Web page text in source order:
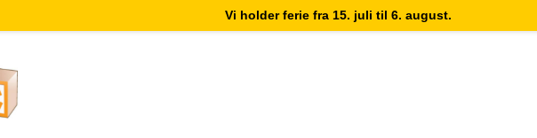
Vi holder ferie fra 15. juli til 6. august.